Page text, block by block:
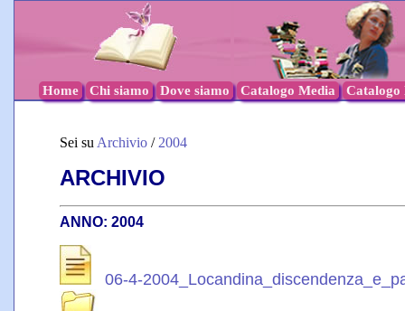
Home Chi siamo Dove siamo Catalogo Media Catalogo
Sei su Archivio / 2004
ARCHIVIO
ANNO: 2004
06-4-